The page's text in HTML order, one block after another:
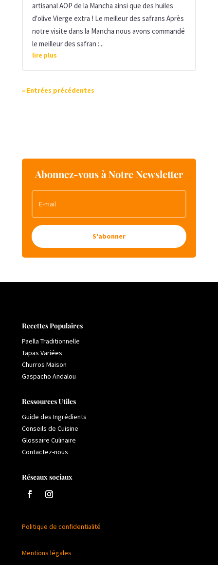
artisanal AOP de la Mancha ainsi que des huiles
d'olive Vierge extra ! Le meilleur des safrans Après
notre visite dans la Mancha nous avons commandé
le meilleur des safran :...
lire plus
« Entrées précédentes
Abonnez-vous à Notre Newsletter
S'abonner
Recettes Populaires
Paella Traditionnelle
Tapas Variées
Churros Maison
Gaspacho Andalou
Ressources Utiles
Guide des Ingrédients
Conseils de Cuisine
Glossaire Culinaire
Contactez-nous
Réseaux sociaux
Politique de confidentialité
Mentions légales